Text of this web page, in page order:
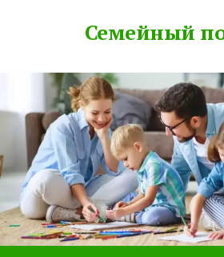
Семейный